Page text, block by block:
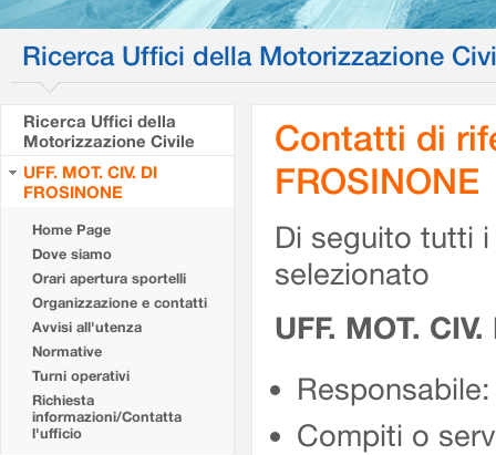
Ricerca Uffici della Motorizzazione
Ricerca Uffici della
Motorizzazione Civile
UFF. MOT. CIV. DI
FROSINONE
Home Page
Dove siamo
Orari apertura sportelli
Organizzazione e contatti
Avvisi all'utenza
Normative
Turni operativi
Richiesta
informazioni/Contatta
l'ufficio
Contatti di
FROSINONE
Di seguito tutti
selezionato
UFF. MOT.
Compiti o